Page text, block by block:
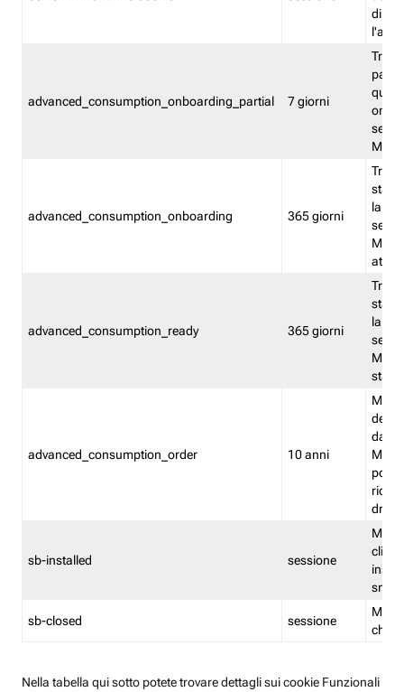
advanced_consumption_onboarding_partial 7 giorni
advanced_consumption_onboarding 365 giorni
stata
la
advanced_consumption_ready 365 giorni
stata
la
stato
advanced_consumption_order 10 anni
delle
sb-installed sessione
sb-closed sessione
Nella tabella qui sotto potete trovare dettagli sui cookie Funzionali